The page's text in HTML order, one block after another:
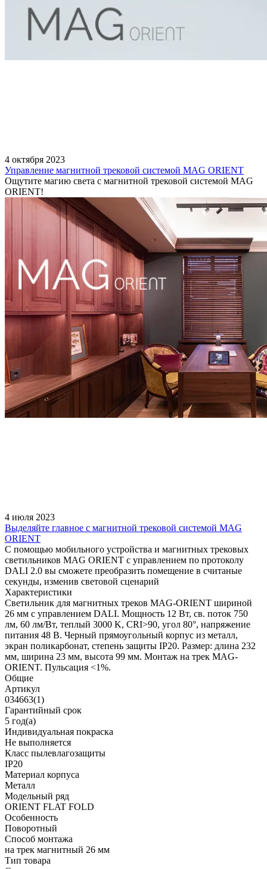
4 октября 2023
Управление магнитной трековой системой MAG ORIENT
Ощутите магию света с магнитной трековой системой MAG
ORIENT!
4 июля 2023
Выделяйте главное с магнитной трековой системой MAG
ORIENT
С помощью мобильного устройства и магнитных трековых
светильников MAG ORIENT с управлением по протоколу
DALI 2.0 вы сможете преобразить помещение в считаные
секунды, изменив световой сценарий
Характеристики
Светильник для магнитных треков MAG-ORIENT шириной
26 мм с управлением DALI. Мощность 12 Вт, св. поток 750
лм, 60 лм/Вт, теплый 3000 K, CRI>90, угол 80°, напряжение
питания 48 В. Черный прямоугольный корпус из металл,
экран поликарбонат, степень защиты IP20. Размер: длина 232
мм, ширина 23 мм, высота 99 мм. Монтаж на трек MAG-
ORIENT. Пульсация <1%.
Общие
Артикул
034663(1)
Гарантийный срок
5 год(а)
Индивидуальная покраска
Не выполняется
Класс пылевлагозащиты
IP20
Материал корпуса
Металл
Модельный ряд
ORIENT FLAT FOLD
Особенность
Поворотный
Способ монтажа
на трек магнитный 26 мм
Тип товара